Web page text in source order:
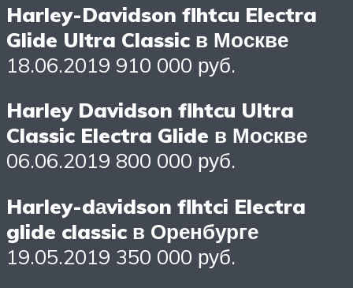
Harley-Davidson flhtcu Electra
Glide Ultra Classic в Москве
18.06.2019 910 000 руб.
Harley Davidson flhtcu Ultra
Classic Electra Glide в Москве
06.06.2019 800 000 руб.
Harley-dаvidson flhtci Electra
glide classic в Оренбурге
19.05.2019 350 000 руб.